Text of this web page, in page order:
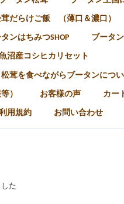
だらけご飯 （薄口＆濃口）
ンはちみつSHOP ブータ
沼産コシヒカリセット
茸を食べながらブータンにつ
） お客様の声 カー
用規約 お問い合わせ
た